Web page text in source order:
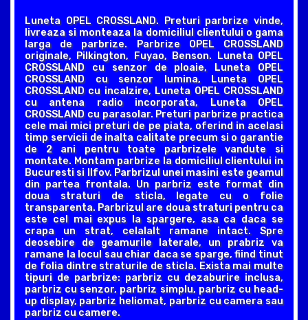
Luneta OPEL CROSSLAND. Preturi parbrize vinde,
livreaza si monteaza la domiciliul clientului o gama
larga de parbrize. Parbrize OPEL CROSSLAND
originale, Pilkington, Fuyao, Benson. Luneta OPEL
CROSSLAND cu senzor de ploaie, Luneta OPEL
CROSSLAND cu senzor lumina, Luneta OPEL
CROSSLAND cu incalzire, Luneta OPEL CROSSLAND
cu antena radio incorporata, Luneta OPEL
CROSSLAND cu parasolar. Preturi parbrize practica
cele mai mici preturi de pe piata, oferind in acelasi
timp servicii de inalta calitate precum si o garantie
de 2 ani pentru toate parbrizele vandute si
montate. Montam parbrize la domiciliul clientului in
Bucuresti si Ilfov. Parbrizul unei masini este geamul
din partea frontala. Un parbriz este format din
doua straturi de sticla, legate cu o folie
transparenta. Parbrizul are doua straturi pentru ca
este cel mai expus la spargere, asa ca daca se
crapa un strat, celalalt ramane intact. Spre
deosebire de geamurile laterale, un prabriz va
ramane la locul sau chiar daca se sparge, fiind tinut
de folia dintre straturile de sticla. Exista mai multe
tipuri de parbrize: parbriz cu dezaburire inclusa,
parbriz cu senzor, parbriz simplu, parbriz cu head-
up display, parbriz heliomat, parbriz cu camera sau
parbriz cu camere.